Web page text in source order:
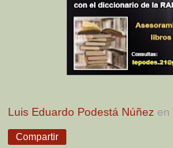
Luis Eduardo Podestá Núñez en
Compartir